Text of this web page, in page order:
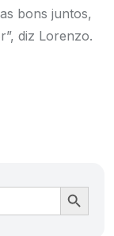
bons juntos,
diz Lorenzo.
Ir